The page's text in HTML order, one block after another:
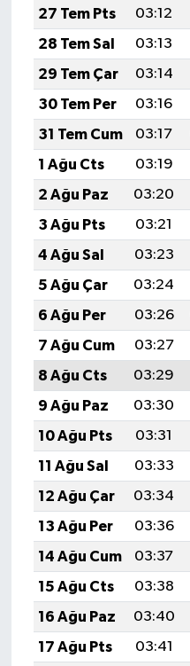
27 Tem Pts
03:12
28 Tem Sal
03:13
29 Tem Çar
03:14
30 Tem Per
03:16
31 Tem Cum
03:17
1 Ağu Cts
03:19
2 Ağu Paz
03:20
3 Ağu Pts
03:21
4 Ağu Sal
03:23
5 Ağu Çar
03:24
6 Ağu Per
03:26
7 Ağu Cum
03:27
8 Ağu Cts
03:29
9 Ağu Paz
03:30
10 Ağu Pts
03:31
11 Ağu Sal
03:33
12 Ağu Çar
03:34
13 Ağu Per
03:36
14 Ağu Cum
03:37
15 Ağu Cts
03:38
16 Ağu Paz
03:40
17 Ağu Pts
03:41